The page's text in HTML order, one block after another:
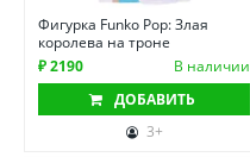
Фигурка Funko Pop: Злая
королева на троне
₽ 2190
В наличии
ДОБАВИТЬ
3+